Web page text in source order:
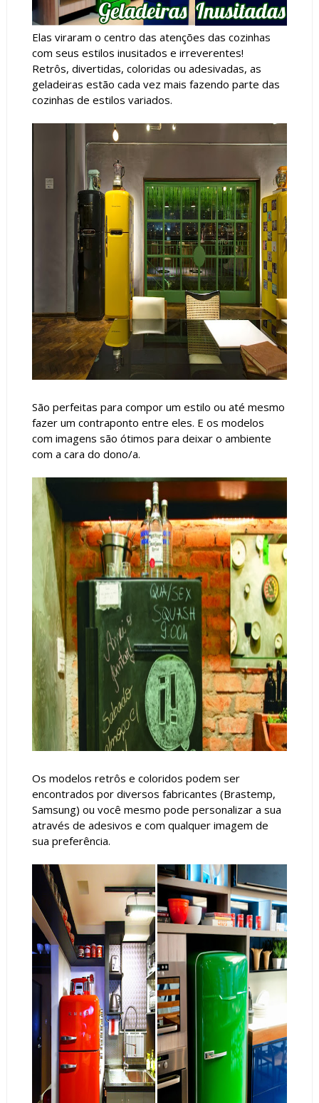
Elas viraram o centro das atenções das cozinhas
com seus estilos inusitados e irreverentes!
Retrôs, divertidas, coloridas ou adesivadas, as
geladeiras estão cada vez mais fazendo parte das
cozinhas de estilos variados.
São perfeitas para compor um estilo ou até mesmo
fazer um contraponto entre eles. E os modelos
com imagens são ótimos para deixar o ambiente
com a cara do dono/a.
Os modelos retrôs e coloridos podem ser
encontrados por diversos fabricantes (Brastemp,
Samsung) ou você mesmo pode personalizar a sua
através de adesivos e com qualquer imagem de
sua preferência.